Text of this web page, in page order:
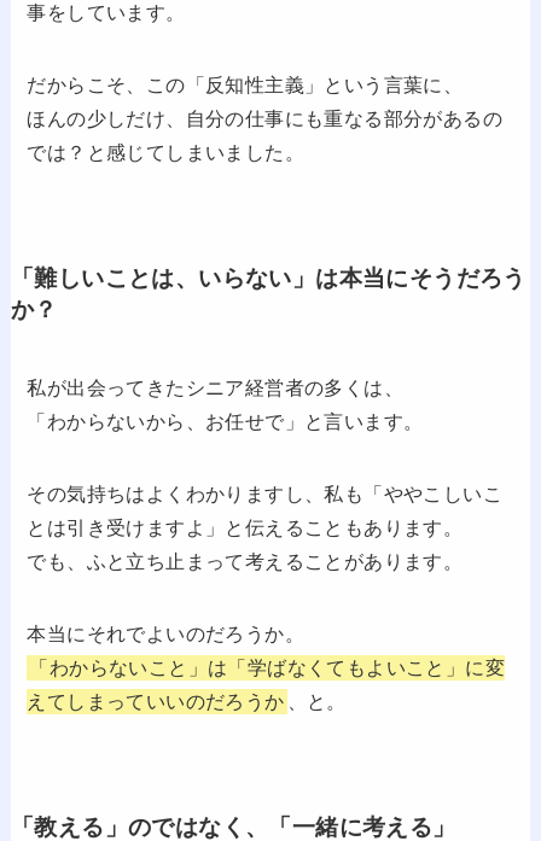
事をしています。
だからこそ、この「反知性主義」という言葉に、
ほんの少しだけ、自分の仕事にも重なる部分があるの
では？と感じてしまいました。
「難しいことは、いらない」は本当にそうだろう
か？
私が出会ってきたシニア経営者の多くは、
「わからないから、お任せで」と言います。
その気持ちはよくわかりますし、私も「ややこしいこ
とは引き受けますよ」と伝えることもあります。
でも、ふと立ち止まって考えることがあります。
本当にそれでよいのだろうか。
「わからないこと」は「学ばなくてもよいこと」に変
えてしまっていいのだろうか
、と。
「教える」のではなく、「一緒に考える」